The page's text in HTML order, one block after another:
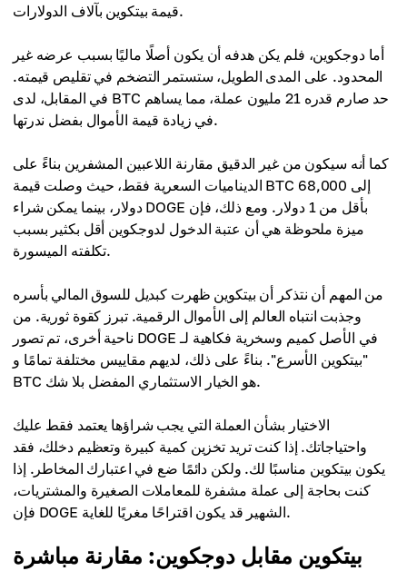
قيمة بيتكوين بآلاف الدولارات.
أما دوجكوين، فلم يكن هدفه أن يكون أصلًا ماليًا بسبب عرضه غير
المحدود. على المدى الطويل، ستستمر التضخم في تقليص قيمته.
في المقابل، لدى BTC حد صارم قدره 21 مليون عملة، مما يساهم
في زيادة قيمة الأموال بفضل ندرتها.
كما أنه سيكون من غير الدقيق مقارنة اللاعبين المشفرين بناءً على
الديناميات السعرية فقط، حيث وصلت قيمة BTC إلى 68,000
دولار، بينما يمكن شراء DOGE بأقل من 1 دولار. ومع ذلك، فإن
ميزة ملحوظة هي أن عتبة الدخول لدوجكوين أقل بكثير بسبب
تكلفته الميسورة.
من المهم أن نتذكر أن بيتكوين ظهرت كبديل للسوق المالي بأسره
وجذبت انتباه العالم إلى الأموال الرقمية. تبرز كقوة ثورية. من
ناحية أخرى، تم تصور DOGE في الأصل كميم وسخرية فكاهية لـ
"بيتكوين الأسرع". بناءً على ذلك، لديهم مقاييس مختلفة تمامًا و
BTC هو الخيار الاستثماري المفضل بلا شك.
الاختيار بشأن العملة التي يجب شراؤها يعتمد فقط عليك
واحتياجاتك. إذا كنت تريد تخزين كمية كبيرة وتعظيم دخلك، فقد
يكون بيتكوين مناسبًا لك. ولكن دائمًا ضع في اعتبارك المخاطر. إذا
كنت بحاجة إلى عملة مشفرة للمعاملات الصغيرة والمشتريات،
فإن DOGE الشهير قد يكون اقتراحًا مغريًا للغاية.
بيتكوين مقابل دوجكوين: مقارنة مباشرة